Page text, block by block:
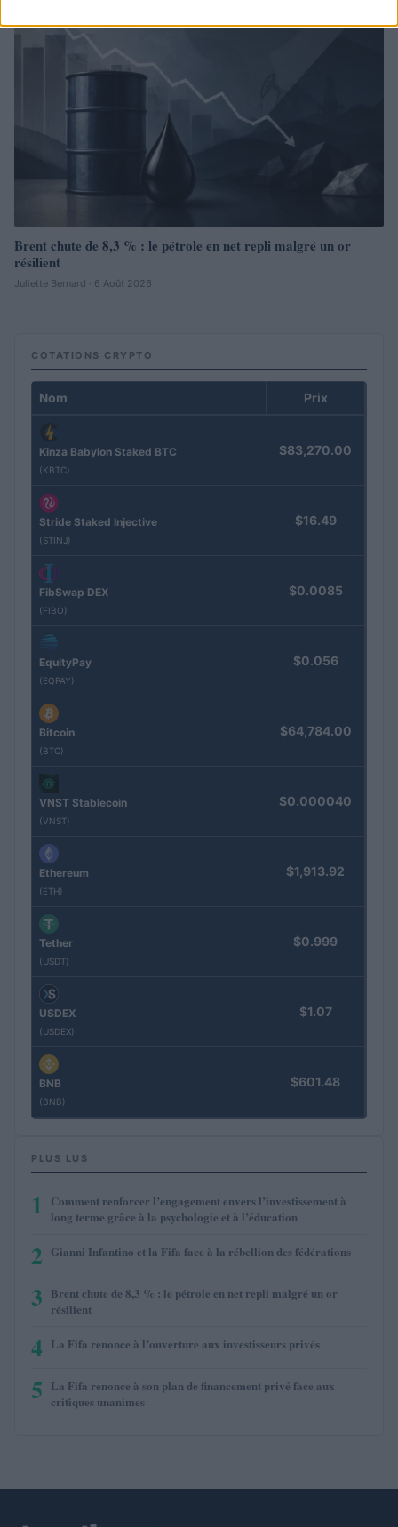
Brent chute de 8,3 % : le pétrole en net repli malgré un or
résilient
Juliette Bernard · 6 Août 2026
COTATIONS CRYPTO
Nom Prix
Kinza Babylon Staked BTC
(KBTC)
$83,270.00
Stride Staked Injective
(STINJ)
$16.49
FibSwap DEX
(FIBO)
$0.0085
EquityPay
(EQPAY)
$0.056
Bitcoin
(BTC)
$64,784.00
VNST Stablecoin
(VNST)
$0.000040
Ethereum
(ETH)
$1,913.92
Tether
(USDT)
$0.999
USDEX
(USDEX)
$1.07
BNB
(BNB)
$601.48
PLUS LUS
1
Comment renforcer l’engagement envers l’investissement à
long terme grâce à la psychologie et à l’éducation
2 Gianni Infantino et la Fifa face à la rébellion des fédérations
3 Brent chute de 8,3 % : le pétrole en net repli malgré un or
résilient
4 La Fifa renonce à l’ouverture aux investisseurs privés
5 La Fifa renonce à son plan de financement privé face aux
critiques unanimes